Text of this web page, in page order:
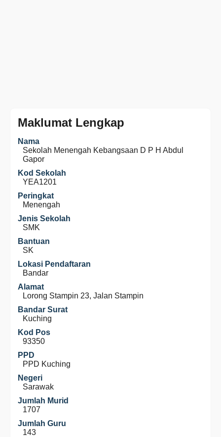
Maklumat Lengkap
Nama
Sekolah Menengah Kebangsaan D P H Abdul
Gapor
Kod Sekolah
YEA1201
Peringkat
Menengah
Jenis Sekolah
SMK
Bantuan
SK
Lokasi Pendaftaran
Bandar
Alamat
Lorong Stampin 23, Jalan Stampin
Bandar Surat
Kuching
Kod Pos
93350
PPD
PPD Kuching
Negeri
Sarawak
Jumlah Murid
1707
Jumlah Guru
143